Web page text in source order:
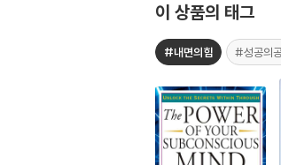
이 상품의 태그
#내면의힘 #성공의